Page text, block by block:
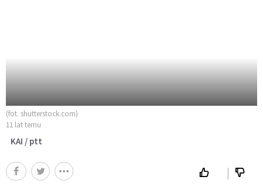
(fot. shutterstock.com)
11 lat temu
KAI / ptt